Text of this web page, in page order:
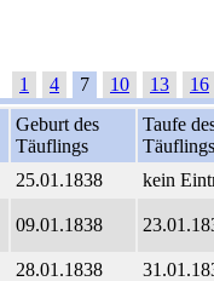
1 4 7 10 13
16
Geburt des
Täuflings
Taufe
Täuflings
25.01.1838 kein
09.01.1838
28.01.1838